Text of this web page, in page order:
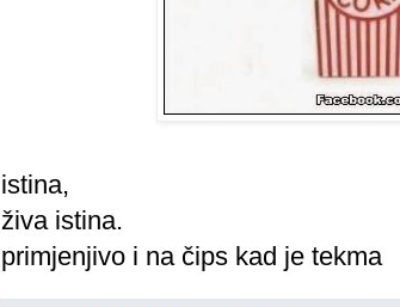
istina,
živa istina.
primjenjivo i na čips kad je tekma